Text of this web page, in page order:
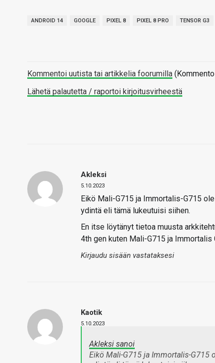
ANDROID 14 GOOGLE PIXEL 8 PIXEL 8 PRO TENSOR G3
Kommentoi uutista tai artikkelia foorumilla
Lähetä palautetta / raportoi kirjoitusvirheestä
Akleksi
5.10.2023
Eikö Mali-G715 ja Immortalis-G715
ydintä eli tämä lukeutuisi siihen.
En itse löytänyt tietoa muusta
4th gen kuten Mali-G715 ja Immortalis
Kirjaudu sisään vastataksesi
Kaotik
5.10.2023
Akleksi sanoi
Eikö Mali-G715 ja Immortalis-G715